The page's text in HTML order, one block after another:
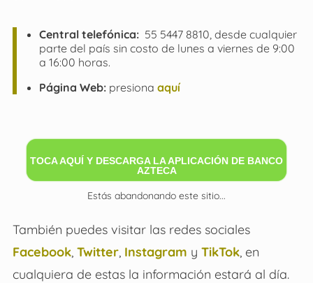
Central telefónica:55 5447 8810, desde cualquier
parte del país sin costo de lunes a viernes de 9:00
a 16:00 horas.
Página Web:presiona aquí
TOCA AQUÍ Y DESCARGA LA APLICACIÓN DE BANCO
AZTECA
Estás abandonando este sitio...
También puedes visitar las redes sociales
Facebook, Twitter, Instagram y TikTok, en
cualquiera de estas la información estará al día.